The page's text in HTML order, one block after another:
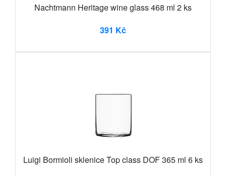
Nachtmann Heritage wine glass 468 ml 2 ks
391 Kč
Luigi Bormioli sklenice Top class DOF 365 ml 6 ks